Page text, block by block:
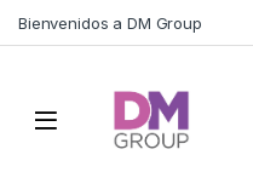
Bienvenidos a DM Group